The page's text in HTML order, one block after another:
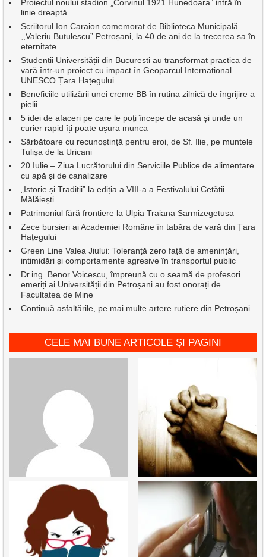
Proiectul noului stadion „Corvinul 1921 Hunedoara” intră în
linie dreaptă
Scriitorul Ion Caraion comemorat de Biblioteca Municipală
,,Valeriu Butulescu” Petroșani, la 40 de ani de la trecerea sa în
eternitate
Studenții Universității din București au transformat practica de
vară într-un proiect cu impact în Geoparcul Internațional
UNESCO Țara Hațegului
Beneficiile utilizării unei creme BB în rutina zilnică de îngrijire a
pielii
5 idei de afaceri pe care le poți începe de acasă și unde un
curier rapid îți poate ușura munca
Sărbătoare cu recunoștință pentru eroi, de Sf. Ilie, pe muntele
Tulișa de la Uricani
20 Iulie – Ziua Lucrătorului din Serviciile Publice de alimentare
cu apă și de canalizare
„Istorie și Tradiții” la ediția a VIII-a a Festivalului Cetății
Mălăiești
Patrimoniul fără frontiere la Ulpia Traiana Sarmizegetusa
Zece bursieri ai Academiei Române în tabăra de vară din Țara
Hațegului
Green Line Valea Jiului: Toleranță zero față de amenințări,
intimidări și comportamente agresive în transportul public
Dr.ing. Benor Voicescu, împreună cu o seamă de profesori
emeriți ai Universității din Petroșani au fost onorați de
Facultatea de Mine
Continuă asfaltările, pe mai multe artere rutiere din Petroșani
CELE MAI BUNE ARTICOLE ȘI PAGINI